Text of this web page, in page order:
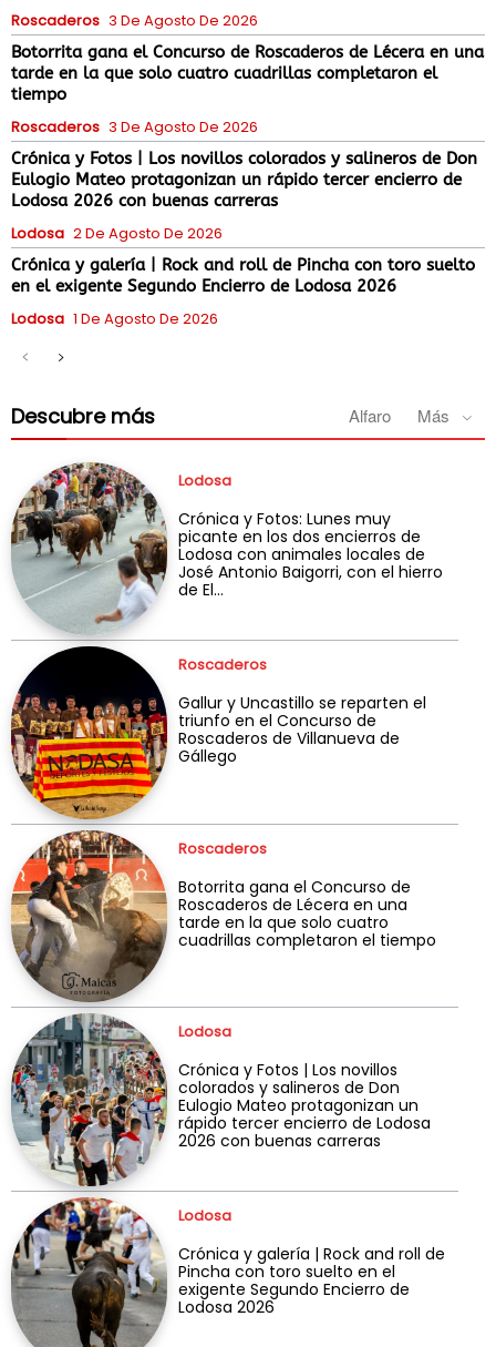
Roscaderos 3 De Agosto De 2026
Botorrita gana el Concurso de Roscaderos de Lécera en una
tarde en la que solo cuatro cuadrillas completaron el
tiempo
Roscaderos 3 De Agosto De 2026
Crónica y Fotos | Los novillos colorados y salineros de Don
Eulogio Mateo protagonizan un rápido tercer encierro de
Lodosa 2026 con buenas carreras
Lodosa 2 De Agosto De 2026
Crónica y galería | Rock and roll de Pincha con toro suelto
en el exigente Segundo Encierro de Lodosa 2026
Lodosa 1 De Agosto De 2026
Descubre más Alfaro Más
Lodosa
Crónica y Fotos: Lunes muy
picante en los dos encierros de
Lodosa con animales locales de
José Antonio Baigorri, con el hierro
de El...
Roscaderos
Gallur y Uncastillo se reparten el
triunfo en el Concurso de
Roscaderos de Villanueva de
Gállego
Roscaderos
Botorrita gana el Concurso de
Roscaderos de Lécera en una
tarde en la que solo cuatro
cuadrillas completaron el tiempo
Lodosa
Crónica y Fotos | Los novillos
colorados y salineros de Don
Eulogio Mateo protagonizan un
rápido tercer encierro de Lodosa
2026 con buenas carreras
Lodosa
Crónica y galería | Rock and roll de
Pincha con toro suelto en el
exigente Segundo Encierro de
Lodosa 2026